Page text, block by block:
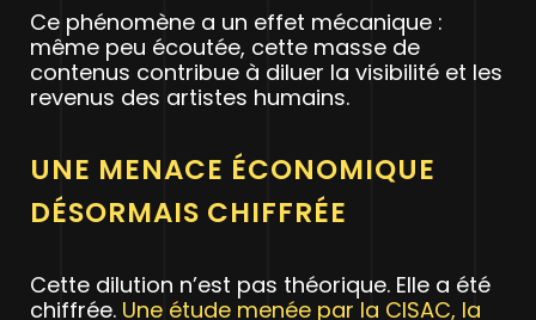
Ce phénomène a un effet mécanique :
même peu écoutée, cette masse de
contenus contribue à diluer la visibilité et les
revenus des artistes humains.
UNE MENACE ÉCONOMIQUE
DÉSORMAIS CHIFFRÉE
Cette dilution n’est pas théorique. Elle a été
chiffrée. Une étude menée par la CISAC, la